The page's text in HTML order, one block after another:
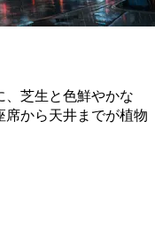
、芝生と色鮮やかな
から天井までが植物